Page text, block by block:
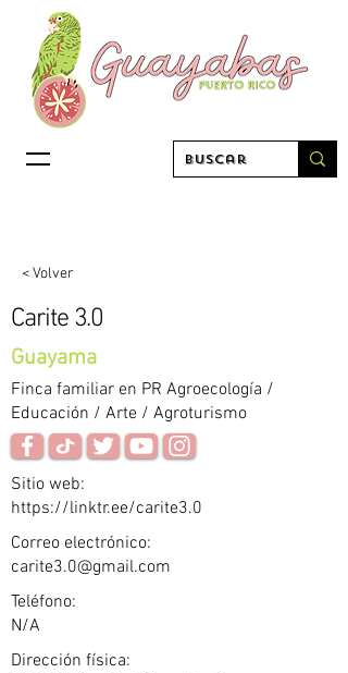
< Volver
Carite 3.0
Guayama
Finca familiar en PR Agroecología /
Educación / Arte / Agroturismo
Sitio web:
https://linktr.ee/carite3.0
Correo electrónico:
carite3.0@gmail.com
Teléfono:
N/A
Dirección física: